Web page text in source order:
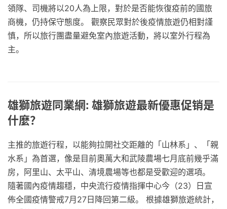
領隊、司機將以20人為上限，對於是否能恢復疫前的國旅
商機，仍持保守態度。 觀察民眾對於後疫情旅遊仍相對謹
慎，所以旅行團盡量避免室內旅遊活動，將以室外行程為
主。
雄獅旅遊同業網: 雄獅旅遊最新優惠促销是
什麼？
主推的旅遊行程，以能夠拉開社交距離的「山林系」、「親
水系」為首選，像是目前奧萬大和武陵農場七月底前幾乎滿
房，阿里山、太平山、清境農場等也都是受歡迎的選項。
隨著國內疫情趨穩，中央流行疫情指揮中心今（23）日宣
佈全國疫情警戒7月27日降回第二級。 根據雄獅旅遊統計，